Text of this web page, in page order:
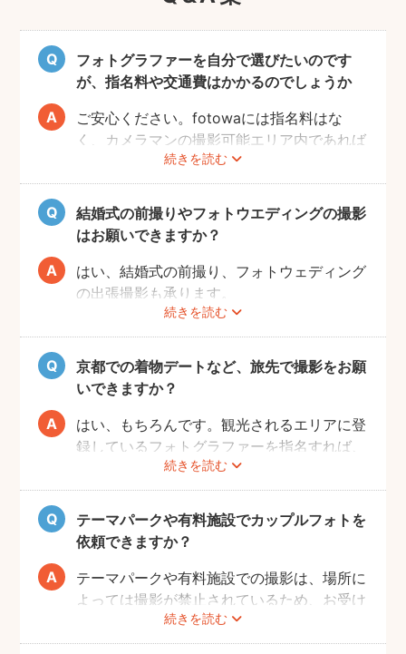
フォトグラファーを自分で選びたいのです
が、指名料や交通費はかかるのでしょうか
続きを読む
ご安心ください。fotowaには指名料はな
く、カメラマンの撮影可能エリア内であれば
交通費も一切かかりません。
自己PRやポートフォリオから、お好きなプ
ロのフォトグラファーをじっくりと選べるの
で、お二人とも安心して撮影することができ
ます。
結婚式の前撮りやフォトウエディングの撮影
はお願いできますか？
続きを読む
はい、結婚式の前撮り、フォトウェディング
の出張撮影も承ります。
fotowaでは衣装レンタル・着付け・ヘアメ
イクなどのオプションをご用意しておりませ
んので、お客様自身でご用意くださいませ。
京都での着物デートなど、旅先で撮影をお願
いできますか？
続きを読む
はい、もちろんです。観光されるエリアに登
録しているフォトグラファーを指名すれば、
旅行先でも撮影できます。
お好きな時間帯に撮影もできるので、是非と
も思い出に残るデートプランにしてください
ね！
テーマパークや有料施設でカップルフォトを
依頼できますか？
続きを読む
テーマパークや有料施設での撮影は、場所に
よっては撮影が禁止されているため、お受け
できない場合がございます。
予約前にお客様ご自身で、施設へのご確認を